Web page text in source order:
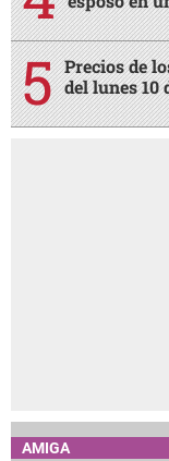
Precios de
del lunes 10
AMIGA